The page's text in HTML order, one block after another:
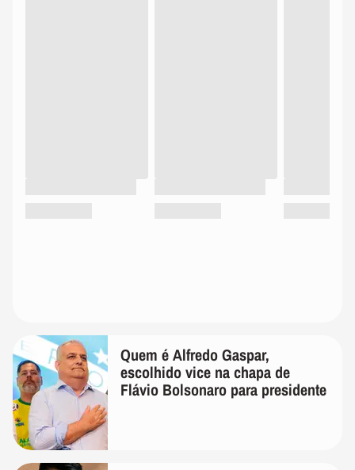
Quem é Alfredo Gaspar,
escolhido vice na chapa de
Flávio Bolsonaro para presidente